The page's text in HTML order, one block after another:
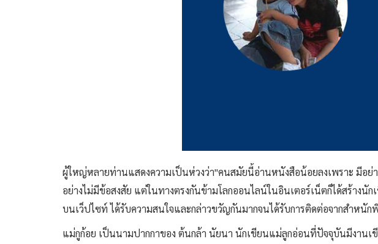
ผู้ใหญ่หลายท่านแสดงความเป็นห่วงว่า"คนสมัยนี้อ่านหนังสือน้อยลงเพราะ มีอย่
อย่างไม่มีข้อสงสัย แต่ในทางตรงกันข้ามโลกออนไลน์ในอินเตอร์เน็ตก็ได้สร้าง
บนเว็ปไซท์ ได้รับความสนใจและกล่าวขวัญกันมากจนได้รับการติดต่อจากสำห
แม่กูก้อย เป็นนามปากกาของ ต้นกล้า นัยนา นักเขียนแม่ลูกอ่อนที่ปัจจุบันมีงาน